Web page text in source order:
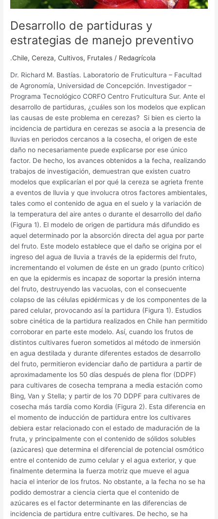
Desarrollo de partiduras y
estrategias de manejo preventivo
.Chile, Cereza, Cultivos, Frutales / Redagrícola
Dr. Richard M. Bastías. Laboratorio de Fruticultura – Facultad
de Agronomía, Universidad de Concepción. Investigador –
Programa Tecnológico CORFO Centro Fruticultura Sur. Ante el
desarrollo de partiduras, ¿cuáles son los modelos que explican
las causas de este problema en cerezas? Si bien es cierto la
incidencia de partidura en cerezas se asocia a la presencia de
lluvias en periodos cercanos a la cosecha, el origen de este
daño no necesariamente puede explicarse por ese único
factor. De hecho, los avances obtenidos a la fecha, realizando
trabajos de investigación, demuestran que existen cuatro
modelos que explicarían el por qué la cereza se agrieta frente
a eventos de lluvia y que involucra otros factores ambientales,
tales como el contenido de agua en el suelo y la variación de
la temperatura del aire antes o durante el desarrollo del daño
(Figura 1). El modelo de origen de partidura más difundido es
aquel determinado por la absorción directa del agua por parte
del fruto. Este modelo establece que el daño se origina por el
ingreso del agua de lluvia a través de la epidermis del fruto,
incrementando el volumen de éste en un grado (punto crítico)
en que la epidermis es incapaz de soportar la presión interna
del fruto, destruyendo las vacuolas, con el consecuente
colapso de las células epidérmicas y de los componentes de la
pared celular, provocando así la partidura (Figura 1). Estudios
sobre cinética de la partidura realizados en Chile han permitido
corroborar en parte este modelo. Así, cuando los frutos de
distintos cultivares fueron sometidos al método de inmersión
en agua destilada y durante diferentes estados de desarrollo
del fruto, permitieron evidenciar daño de partidura a partir de
aproximadamente los 50 días después de plena flor (DDPF)
para cultivares de cosecha temprana a media estación como
Bing, Van y Stella; y partir de los 70 DDPF para cultivares de
cosecha más tardía como Kordia (Figura 2). Esta diferencia en
el momento de inducción de partidura entre los cultivares
debiera estar relacionado con el estado de maduración de la
fruta, y principalmente con el contenido de sólidos solubles
(azúcares) que determina el diferencial de potencial osmótico
entre el contenido de zumo celular y el agua exterior, y que
finalmente determina la fuerza motriz que mueve el agua
hacia el interior de los frutos. No obstante, a la fecha no se ha
podido demostrar a ciencia cierta que el contenido de
azúcares es el factor determinante en las diferencias de
incidencia de partidura entre cultivares. De hecho, se ha